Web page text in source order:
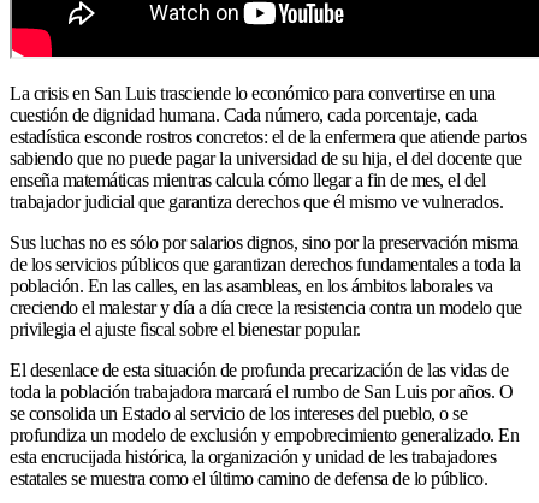
La crisis en San Luis trasciende lo económico para convertirse en una
cuestión de dignidad humana. Cada número, cada porcentaje, cada
estadística esconde rostros concretos: el de la enfermera que atiende partos
sabiendo que no puede pagar la universidad de su hija, el del docente que
enseña matemáticas mientras calcula cómo llegar a fin de mes, el del
trabajador judicial que garantiza derechos que él mismo ve vulnerados.
Sus luchas no es sólo por salarios dignos, sino por la preservación misma
de los servicios públicos que garantizan derechos fundamentales a toda la
población. En las calles, en las asambleas, en los ámbitos laborales va
creciendo el malestar y día a día crece la resistencia contra un modelo que
privilegia el ajuste fiscal sobre el bienestar popular.
El desenlace de esta situación de profunda precarización de las vidas de
toda la población trabajadora marcará el rumbo de San Luis por años. O
se consolida un Estado al servicio de los intereses del pueblo, o se
profundiza un modelo de exclusión y empobrecimiento generalizado. En
esta encrucijada histórica, la organización y unidad de les trabajadores
estatales se muestra como el último camino de defensa de lo público.